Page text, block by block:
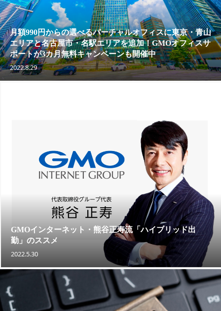
月額990円からの選べるバーチャルオフィスに東京・青山
エリアと名古屋市・名駅エリアを追加！GMOオフィスサ
ポートが3カ月無料キャンペーンも開催中
2022.8.29
GMOインターネット・熊谷正寿流「ハイブリッド出
勤」のススメ
2022.5.30